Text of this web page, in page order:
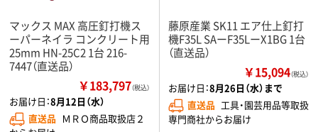
マックス MAX 高圧釘打機ス
ーパーネイラ コンクリート用
25mm HN-25C2 1台 216-
7447（直送品）
￥183,797（税込）
お届け日：8月12日（水）
直送品 ＭＲＯ商品取扱店２
藤原産業 SK11 エア仕上釘打
機F35L SAーF35LーX1BG 1台
（直送品）
￥15,094（税込）
お届け日：8月26日（水）まで
直送品 工具・園芸用品等取扱
専門商社からお届け